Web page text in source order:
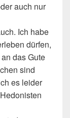
auch nur
Ich habe
dürfen,
das Gute
sind
es leider